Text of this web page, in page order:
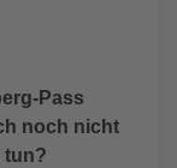
Pass
noch nicht
tun?